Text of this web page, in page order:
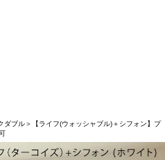
ブル＞【ライフ(ウォッシャブル)＋シフォン】プ